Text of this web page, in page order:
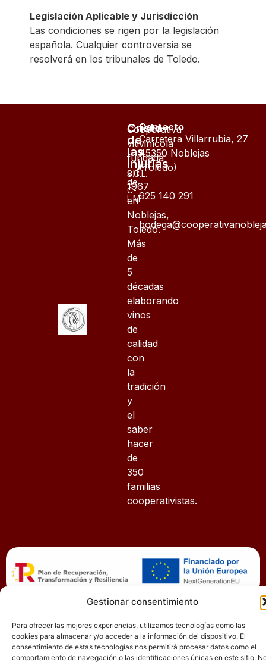
Gestionar consentimiento
Para ofrecer las mejores experiencias, utilizamos tecnologías como las
cookies para almacenar y/o acceder a la información del dispositivo. El
consentimiento de estas tecnologías nos permitirá procesar datos como el
comportamiento de navegación o las identificaciones únicas en este sitio.
Legislación Aplicable y Jurisdicción
Las condiciones se rigen por la legislación
española. Cualquier controversia se
resolverá en los tribunales de Toledo.
Cristo
de
las
Injurias
S.C.L.
de
C-
L.M
Cooperativa
vitivinícola
fundada
en
1967
en
Noblejas,
Toledo.
Más
de
5
décadas
elaborando
vinos
de
calidad
con
la
tradición
y
el
saber
hacer
de
350
familias
cooperativistas.
Contacto
Carretera Villarrubia, 27
45350 Noblejas
(Toledo)
925 140 291
© 2025
de las Injurias. Todos los
derechos reservados.
Aviso Legal
Política de privacidad